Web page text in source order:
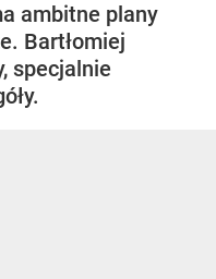
ambitne plany
Bartłomiej
specjalnie